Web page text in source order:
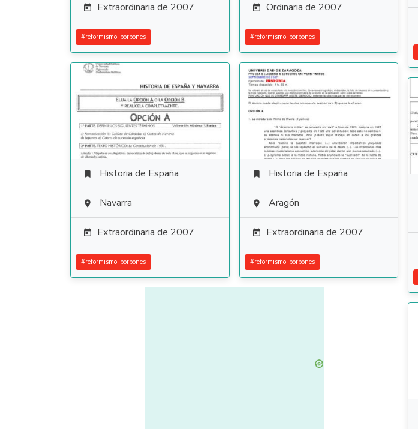
 Extraordinaria de 2007
#reformismo-borbones
 Ordinaria de 2007
#reformismo-borbones
 Historia de España
 Navarra
 Extraordinaria de 2007
#reformismo-borbones
 Historia de España
 Aragón
 Extraordinaria de 2007
#reformismo-borbones